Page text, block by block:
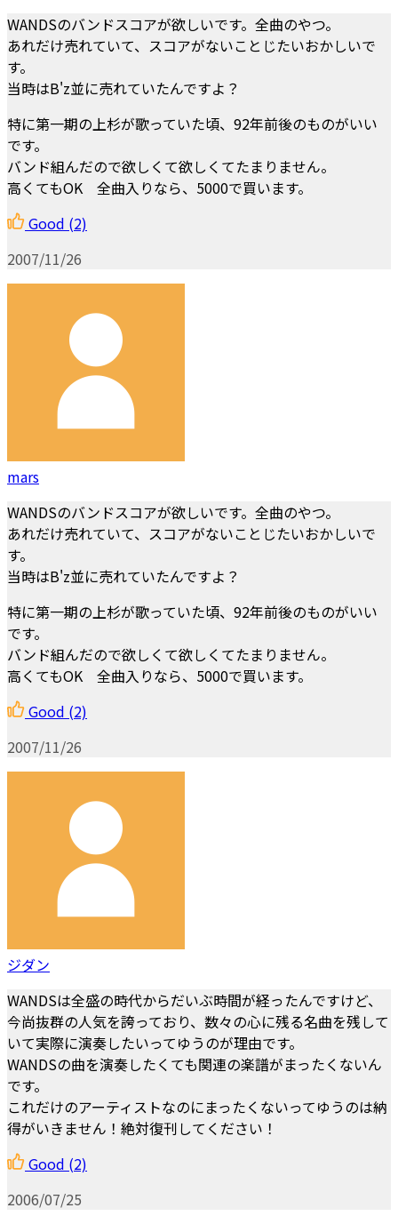
WANDSのバンドスコアが欲しいです。全曲のやつ。
あれだけ売れていて、スコアがないことじたいおかしいで
す。
当時はB'z並に売れていたんですよ？
特に第一期の上杉が歌っていた頃、92年前後のものがいい
です。
バンド組んだので欲しくて欲しくてたまりません。
高くてもOK 全曲入りなら、5000で買います。
Good (2)
2007/11/26
mars
WANDSのバンドスコアが欲しいです。全曲のやつ。
あれだけ売れていて、スコアがないことじたいおかしいで
す。
当時はB'z並に売れていたんですよ？
特に第一期の上杉が歌っていた頃、92年前後のものがいい
です。
バンド組んだので欲しくて欲しくてたまりません。
高くてもOK 全曲入りなら、5000で買います。
Good (2)
2007/11/26
ジダン
WANDSは全盛の時代からだいぶ時間が経ったんですけど、
今尚抜群の人気を誇っており、数々の心に残る名曲を残して
いて実際に演奏したいってゆうのが理由です。
WANDSの曲を演奏したくても関連の楽譜がまったくないん
です。
これだけのアーティストなのにまったくないってゆうのは納
得がいきません！絶対復刊してください！
Good (2)
2006/07/25